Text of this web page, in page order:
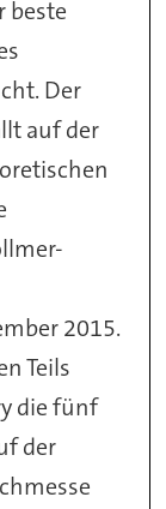
beste
Der
auf der
2015.
Teils
die fünf
der